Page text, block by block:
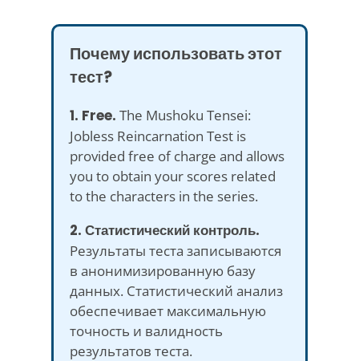
Почему использовать этот
тест?
1. Free. The Mushoku Tensei:
Jobless Reincarnation Test is
provided free of charge and allows
you to obtain your scores related
to the characters in the series.
2. Статистический контроль.
Результаты теста записываются
в анонимизированную базу
данных. Статистический анализ
обеспечивает максимальную
точность и валидность
результатов теста.